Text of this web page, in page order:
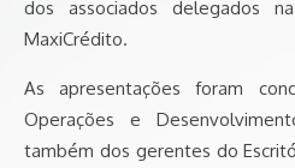
dos associados delegados
MaxiCrédito.
As apresentações foram
Operações e
também dos gerentes do